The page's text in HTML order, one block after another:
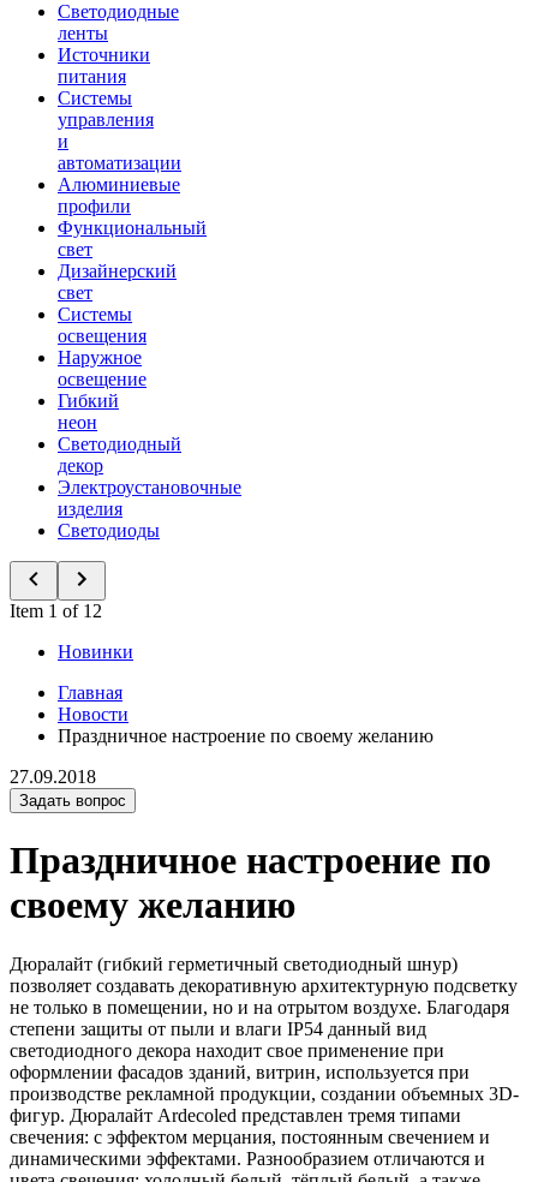
Светодиодные
ленты
Источники
питания
Системы
управления
и
автоматизации
Алюминиевые
профили
Функциональный
свет
Дизайнерский
свет
Системы
освещения
Наружное
освещение
Гибкий
неон
Светодиодный
декор
Электроустановочные
изделия
Светодиоды
Item 1 of 12
Новинки
Главная
Новости
Праздничное настроение по своему желанию
27.09.2018
Задать вопрос
Праздничное настроение по
своему желанию
Дюралайт (гибкий герметичный светодиодный шнур)
позволяет создавать декоративную архитектурную подсветку
не только в помещении, но и на отрытом воздухе. Благодаря
степени защиты от пыли и влаги IP54 данный вид
светодиодного декора находит свое применение при
оформлении фасадов зданий, витрин, используется при
производстве рекламной продукции, создании объемных 3D-
фигур. Дюралайт Ardecoled представлен тремя типами
свечения: с эффектом мерцания, постоянным свечением и
динамическими эффектами. Разнообразием отличаются и